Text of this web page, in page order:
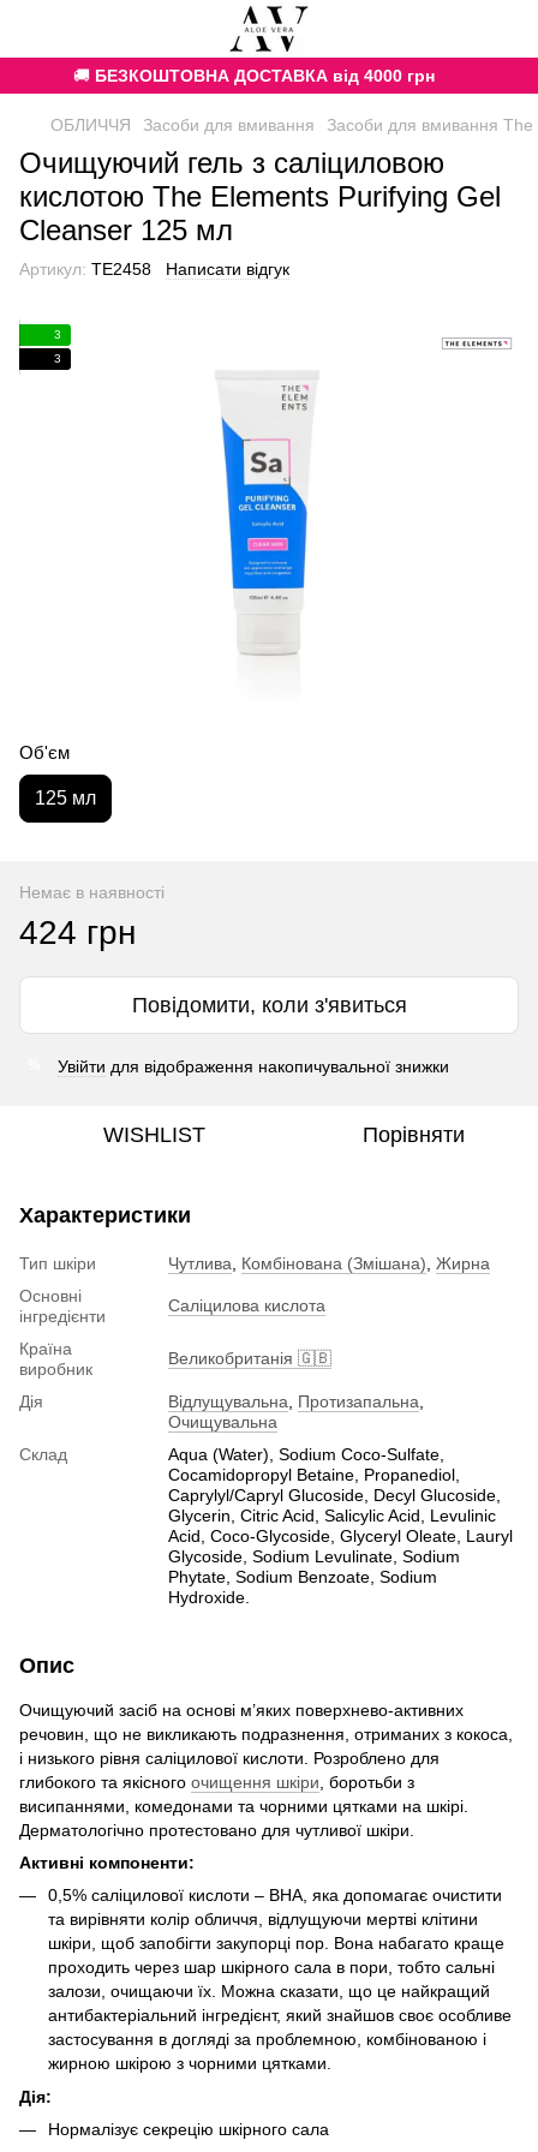
🚚 БЕЗКОШТОВНА ДОСТАВКА від 4000 грн
ОБЛИЧЧЯ Засоби для вмивання Засоби для вмивання The
Очищуючий гель з саліциловою
кислотою The Elements Purifying Gel
Cleanser 125 мл
Артикул: TE2458 Написати відгук
3
3
Об'єм
125 мл
Немає в наявності
424 грн
Повідомити, коли з'явиться
Увійти для відображення накопичувальної знижки
WISHLIST Порівняти
Характеристики
Тип шкіри Чутлива Комбінована (Змішана) Жирна
Основні
інгредієнти
Саліцилова кислота
Країна
виробник
Великобританія 🇬🇧
Дія Відлущувальна Протизапальна
Очищувальна
Склад
Aqua (Water), Sodium Coco-Sulfate,
Cocamidopropyl Betaine, Propanediol,
Caprylyl/Capryl Glucoside, Decyl Glucoside,
Glycerin, Citric Acid, Salicylic Acid, Levulinic
Acid, Coco-Glycoside, Glyceryl Oleate, Lauryl
Glycoside, Sodium Levulinate, Sodium
Phytate, Sodium Benzoate, Sodium
Hydroxide.
Опис
Очищуючий засіб на основі м’яких поверхнево-активних
речовин, що не викликають подразнення, отриманих з кокоса,
і низького рівня саліцилової кислоти. Розроблено для
глибокого та якісного очищення шкіри , боротьби з
висипаннями, комедонами та чорними цятками на шкірі.
Дерматологічно протестовано для чутливої шкіри.
Активні компоненти:
0,5% саліцилової кислоти – ВНА, яка допомагає очистити
та вирівняти колір обличчя, відлущуючи мертві клітини
шкіри, щоб запобігти закупорці пор. Вона набагато краще
проходить через шар шкірного сала в пори, тобто сальні
залози, очищаючи їх. Можна сказати, що це найкращий
антибактеріальний інгредієнт, який знайшов своє особливе
застосування в догляді за проблемною, комбінованою і
жирною шкірою з чорними цятками.
Дія:
Нормалізує секрецію шкірного сала